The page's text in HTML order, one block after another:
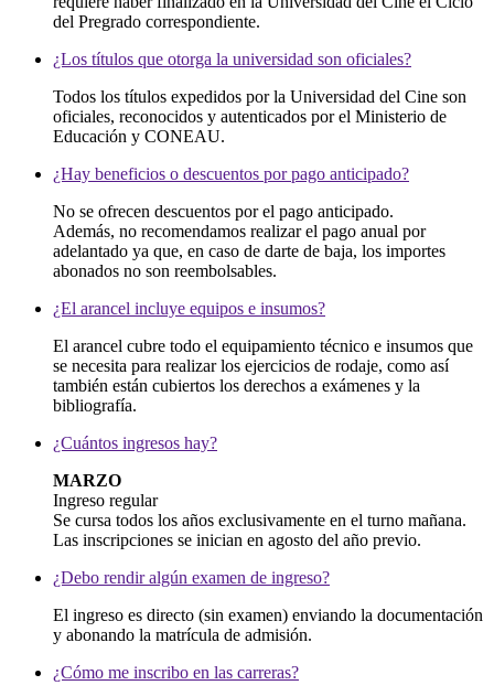
del Pregrado correspondiente.
¿Los títulos que otorga la universidad son oficiales?
Todos los títulos expedidos por la Universidad del Cine son
oficiales, reconocidos y autenticados por el Ministerio de
Educación y CONEAU.
¿Hay beneficios o descuentos por pago anticipado?
No se ofrecen descuentos por el pago anticipado.
Además, no recomendamos realizar el pago anual por
adelantado ya que, en caso de darte de baja, los importes
abonados no son reembolsables.
¿El arancel incluye equipos e insumos?
El arancel cubre todo el equipamiento técnico e insumos que
se necesita para realizar los ejercicios de rodaje, como así
también están cubiertos los derechos a exámenes y la
bibliografía.
¿Cuántos ingresos hay?
MARZO
Ingreso regular
Se cursa todos los años exclusivamente en el turno mañana.
Las inscripciones se inician en agosto del año previo.
¿Debo rendir algún examen de ingreso?
El ingreso es directo (sin examen) enviando la documentación
y abonando la matrícula de admisión.
¿Cómo me inscribo en las carreras?